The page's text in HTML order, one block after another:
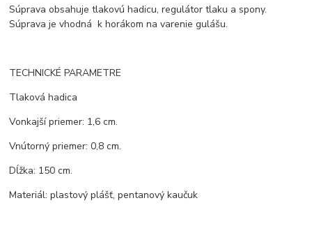
Súprava obsahuje tlakovú hadicu, regulátor tlaku a spony.
Súprava je vhodná k horákom na varenie gulášu.
TECHNICKÉ PARAMETRE
Tlaková hadica
Vonkajší priemer: 1,6 cm.
Vnútorný priemer: 0,8 cm.
Dĺžka: 150 cm.
Materiál: plastový plášť, pentanový kaučuk